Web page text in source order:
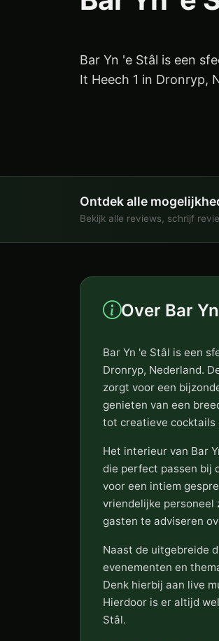
Bar Yn 'e Stâl is een
It Heech 1 in Dronryp,
Ontdek alle
Bekijk alle reviews, schrijf
Over Bar
Bar Yn 'e Stâl is een
Dronryp, Nederland.
zorgt voor een
genieten van een
tot creatieve cocktails
Het interieur van Bar
die perfect passen bij
voor een intiem
vriendelijke personeel
gasten te adviseren
Naast de uitgebreide
evenementen en
Denk hierbij aan live
Hierdoor is er altijd
Stâl.